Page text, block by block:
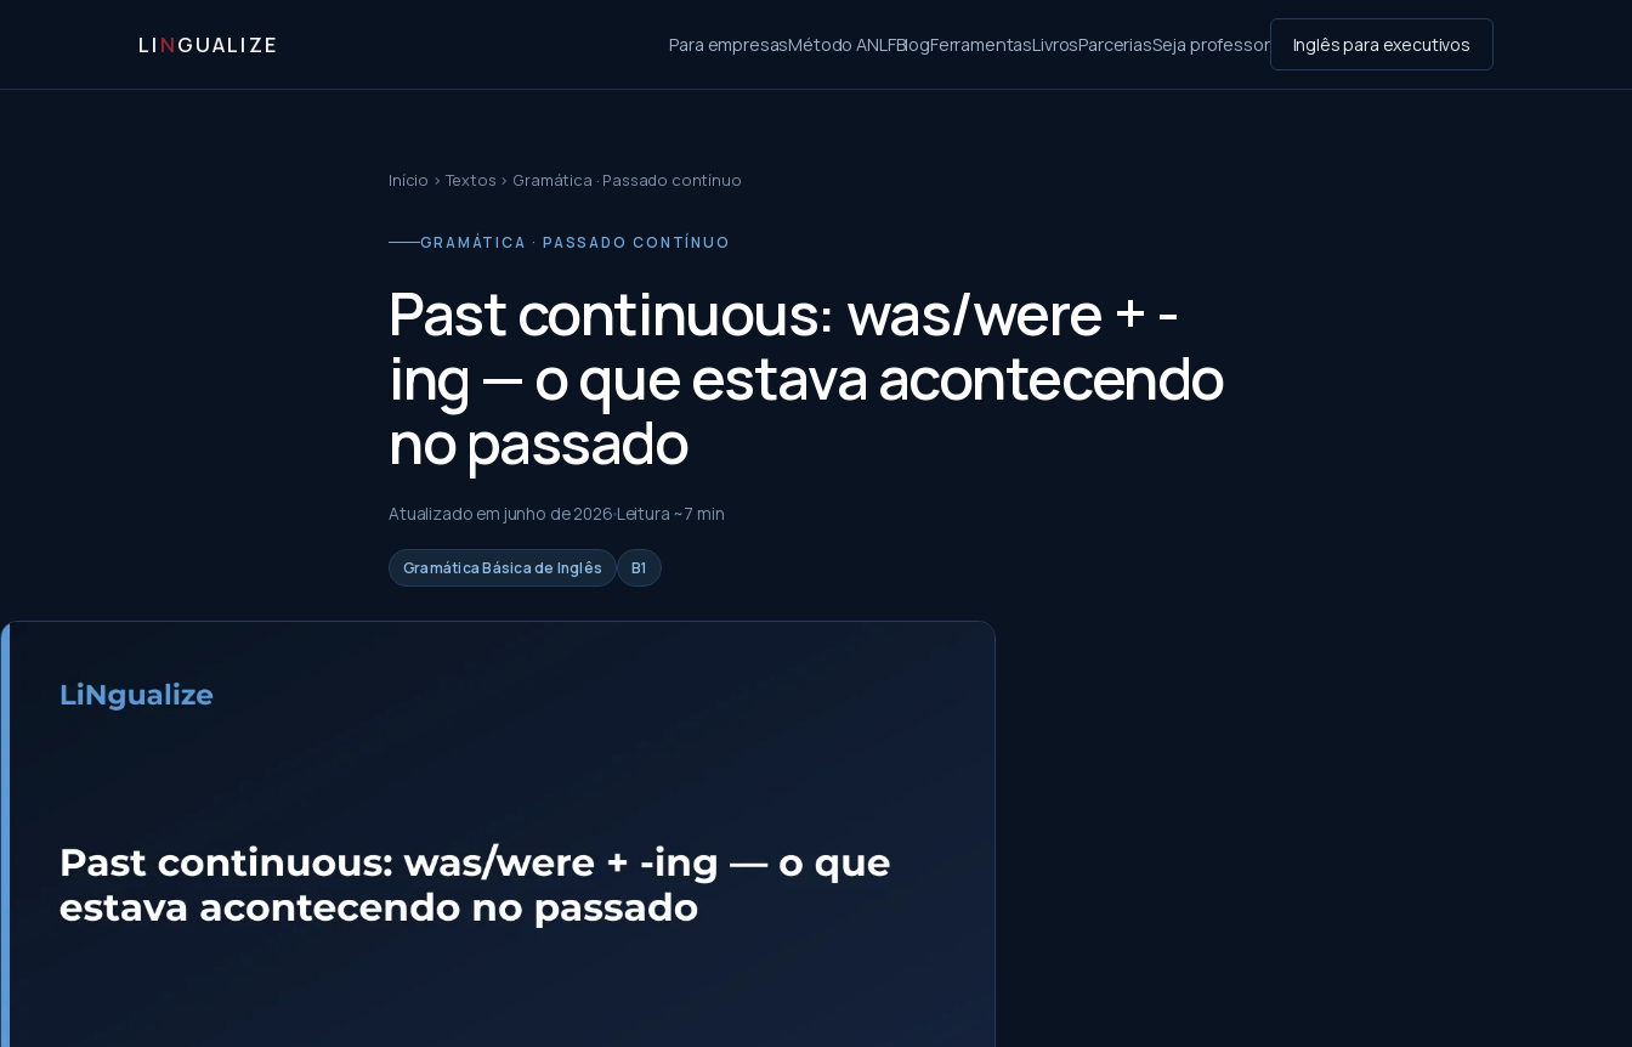
LI NGUALIZE Para empresasMétodo ANLFBlogFerramentasLivrosParceriasSeja professor Inglês para executivos
Início ›Textos › Gramática · Passado contínuo
GRAMÁTICA · PASSADO CONTÍNUO
Past continuous: was/were + -
ing — o que estava acontecendo
no passado
Atualizado em junho de 2026Leitura ~7 min
Gramática Básica de Inglês B1